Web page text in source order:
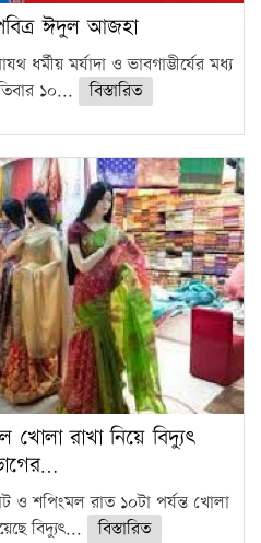
ঈদুল আজহা
মর্যাদা ও ভাবগাম্ভীর্যের মধ্য
১০...
বিস্তারিত
রাখা নিয়ে বিদ্যুৎ
শপিংমল রাত ১০টা পর্যন্ত খোলা
বিদ্যুৎ...
বিস্তারিত